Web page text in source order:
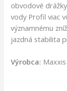
obvodové
vody Profil viac
významnému
jazdná stabilita
Výrobca: Maxxis